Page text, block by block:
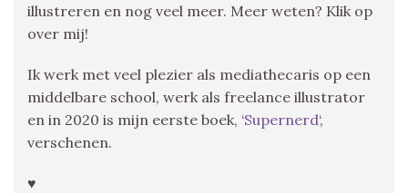
illustreren en nog veel meer. Meer weten? Klik op
over mij!
Ik werk met veel plezier als mediathecaris op een
middelbare school, werk als freelance illustrator
en in 2020 is mijn eerste boek, ‘Supernerd‘,
verschenen.
♥